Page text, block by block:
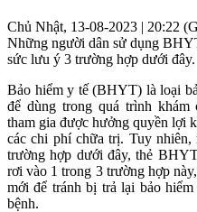
Chủ Nhật, 13-08-2023 | 20:22
Những người dân sử dụng
sức lưu ý 3 trường hợp dưới đây.
Bảo hiểm y tế (BHYT) là loại
để dùng trong quá trình
tham gia được hưởng quyền lợi
các chi phí chữa trị. Tuy
trường hợp dưới đây, thẻ
rơi vào 1 trong 3 trường hợp
mới để tránh bị trả lại bảo
bệnh.